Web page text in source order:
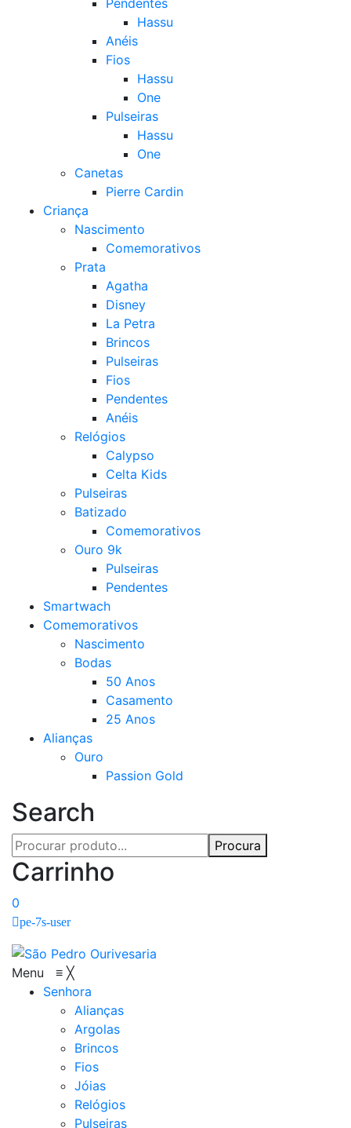
Hassu
Anéis
Fios
Hassu
One
Pulseiras
Hassu
One
Canetas
Pierre Cardin
Criança
Nascimento
Comemorativos
Prata
Agatha
Disney
La Petra
Brincos
Pulseiras
Fios
Pendentes
Anéis
Relógios
Calypso
Celta Kids
Pulseiras
Batizado
Comemorativos
Ouro 9k
Pulseiras
Pendentes
Smartwach
Comemorativos
Nascimento
Bodas
50 Anos
Casamento
25 Anos
Alianças
Ouro
Passion Gold
Search
Procura
Carrinho
0
pe-7s-user
Menu ≡ ╳
Senhora
Alianças
Argolas
Brincos
Fios
Jóias
Relógios
Pulseiras